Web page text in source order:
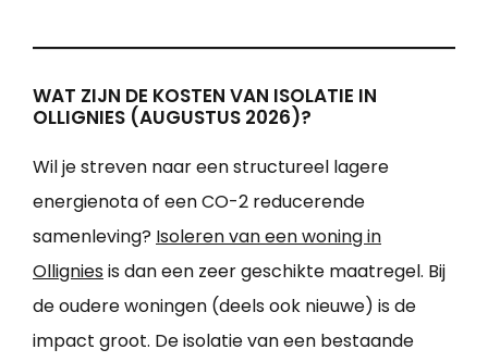
WAT ZIJN DE KOSTEN VAN ISOLATIE IN
OLLIGNIES (AUGUSTUS 2026)?
Wil je streven naar een structureel lagere
energienota of een CO-2 reducerende
samenleving? Isoleren van een woning in
Olligniesis dan een zeer geschikte maatregel. Bij
de oudere woningen (deels ook nieuwe) is de
impact groot. De isolatie van een bestaande